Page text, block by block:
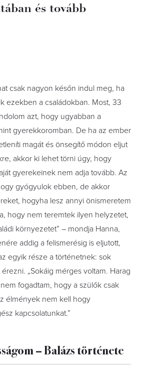
és tovább
csak nagyon későn indul meg, ha
ezekben a családokban. Most, 33
azt, hogy ugyabban a
gyerekkoromban. De ha az ember
magát és önsegítő módon eljut
akkor ki lehet törni úgy, hogy
gyerekeinek nem adja tovább. Az
gyógyulok ebben, de akkor
hogyha lesz annyi önismeretem
hogy nem teremtek ilyen helyzetet,
környezetet” – mondja Hanna,
addig a felismerésig is eljutott,
egyik része a történetnek: sok
„Sokáig mérges voltam. Harag
fogadtam, hogy a szülők csak
élmények nem kell hogy
kapcsolatunkat.”
– Balázs története